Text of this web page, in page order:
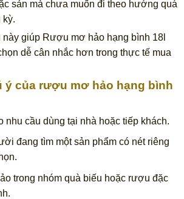
sản mà chưa muốn đi theo hướng quá
kỳ.
giúp Rượu mơ hảo hạng bình 18l
dễ cân nhắc hơn trong thực tế mua
ý của rượu mơ hảo hạng bình
nhu cầu dùng tại nhà hoặc tiếp khách.
đang tìm một sản phẩm có nét riêng
trong nhóm quà biếu hoặc rượu đặc